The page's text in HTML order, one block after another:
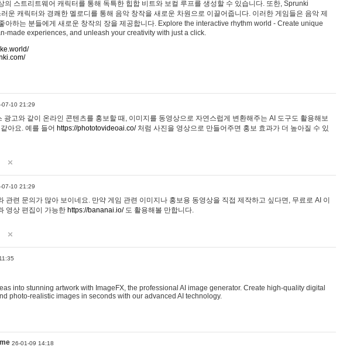
의 스트리트웨어 캐릭터를 통해 독특한 힙합 비트와 보컬 루프를 생성할 수 있습니다. 또한, Sprunki
운 캐릭터와 경쾌한 멜로디를 통해 음악 창작을 새로운 차원으로 이끌어줍니다. 이러한 게임들은 음악 제
아하는 분들에게 새로운 창작의 장을 제공합니다. Explore the interactive rhythm world - Create unique
made experiences, and unleash your creativity with just a click.
07-10 21:29
광고와 같이 온라인 콘텐츠를 홍보할 때, 이미지를 동영상으로 자연스럽게 변환해주는 AI 도구도 활용해보
아요. 예를 들어 https://phototovideoai.co/처럼 사진을 영상으로 만들어주면 홍보 효과가 더 높아질 수 있
07-10 21:29
관련 문의가 많아 보이네요. 만약 게임 관련 이미지나 홍보용 동영상을 직접 제작하고 싶다면, 무료로 AI 이
영상 편집이 가능한 https://bananai.io/도 활용해볼 만합니다.
into stunning artwork with ImageFX, the professional AI image generator. Create high-quality digital
photo-realistic images in seconds with our advanced AI technology.
26-01-09 14:18